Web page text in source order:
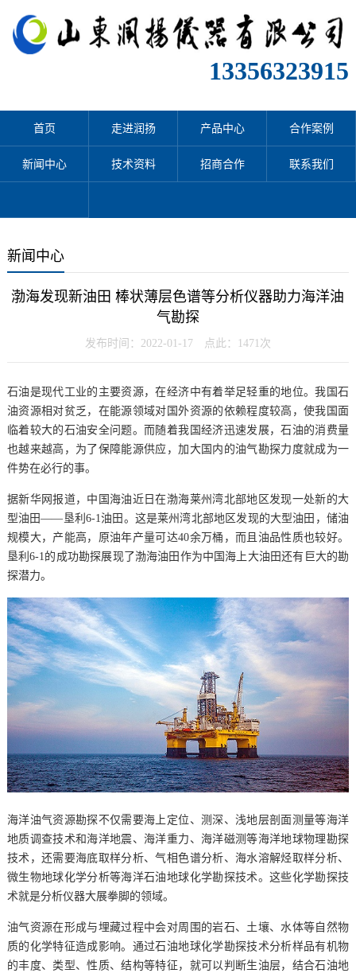
13356323915
首页 走进润扬 产品中心 合作案例
新闻中心 技术资料 招商合作 联系我们
新闻中心
渤海发现新油田 棒状薄层色谱等分析仪器助力海洋油
气勘探
发布时间：2022-01-17 点此：1471次
石油是现代工业的主要资源，在经济中有着举足轻重的地位。我国石
油资源相对贫乏，在能源领域对国外资源的依赖程度较高，使我国面
临着较大的石油安全问题。而随着我国经济迅速发展，石油的消费量
也越来越高，为了保障能源供应，加大国内的油气勘探力度就成为一
件势在必行的事。
据新华网报道，中国海油近日在渤海莱州湾北部地区发现一处新的大
型油田——垦利6-1油田。这是莱州湾北部地区发现的大型油田，储油
规模大，产能高，原油年产量可达40余万桶，而且油品性质也较好。
垦利6-1的成功勘探展现了渤海油田作为中国海上大油田还有巨大的勘
探潜力。
海洋油气资源勘探不仅需要海上定位、测深、浅地层剖面测量等海洋
地质调查技术和海洋地震、海洋重力、海洋磁测等海洋地球物理勘探
技术，还需要海底取样分析、气相色谱分析、海水溶解烃取样分析、
微生物地球化学分析等海洋石油地球化学勘探技术。这些化学勘探技
术就是分析仪器大展拳脚的领域。
油气资源在形成与埋藏过程中会对周围的岩石、土壤、水体等自然物
质的化学特征造成影响。通过石油地球化学勘探技术分析样品有机物
的丰度、类型、性质、结构等特征，就可以判断生油层，结合石油地